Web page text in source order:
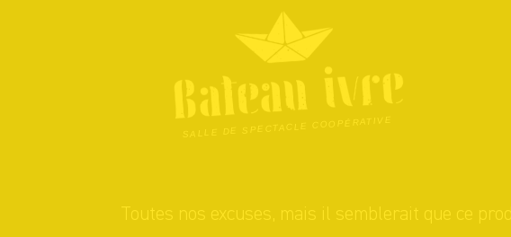
Toutes nos excuses, mais il semblerait que ce